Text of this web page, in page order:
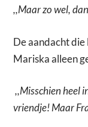
,,Maar zo wel,
De aandacht
Mariska alleen
,,Misschien heel
vriendje! Maar